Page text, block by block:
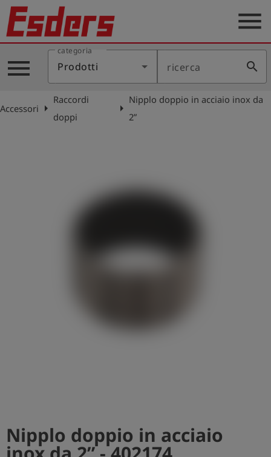
Prodotti
Applicazione
Assistenza
menu
menu
categoria
Prodotti ricerca search
Accessori arrow_right
Raccordi
doppi
arrow_right
Nipplo doppio in acciaio inox da
2”
Nipplo doppio in acciaio